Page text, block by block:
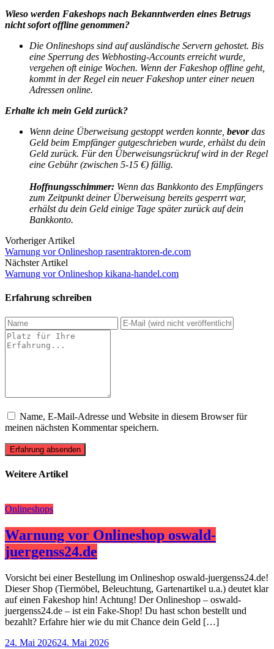
Wieso werden Fakeshops nach Bekanntwerden eines Betrugs
nicht sofort offline genommen?
Die Onlineshops sind auf ausländische Servern gehostet. Bis
eine Sperrung des Webhosting-Accounts erreicht wurde,
vergehen oft einige Wochen. Wenn der Fakeshop offline geht,
kommt in der Regel ein neuer Fakeshop unter einer neuen
Adressen online.
Erhalte ich mein Geld zurück?
Wenn deine Überweisung gestoppt werden konnte, bevordas
Geld beim Empfänger gutgeschrieben wurde, erhälst du dein
Geld zurück. Für den Überweisungsrückruf wird in der Regel
eine Gebühr (zwischen 5-15 €) fällig.
Hoffnungsschimmer: Wenn das Bankkonto des Empfängers
zum Zeitpunkt deiner Überweisung bereits gesperrt war,
erhälst du dein Geld einige Tage später zurück auf dein
Bankkonto.
Vorheriger Artikel
Warnung vor Onlineshop rasentraktoren-de.com
Nächster Artikel
Warnung vor Onlineshop kikana-handel.com
Erfahrung schreiben
Name, E-Mail-Adresse und Website in diesem Browser für
meinen nächsten Kommentar speichern.
Erfahrung absenden
Weitere Artikel
Onlineshops
Warnung vor Onlineshop oswald-
juergenss24.de
Vorsicht bei einer Bestellung im Onlineshop oswald-juergenss24.de!
Dieser Shop (Tiermöbel, Beleuchtung, Gartenartikel u.a.) deutet klar
auf einen Fakeshop hin! Achtung! Der Onlineshop – oswald-
juergenss24.de – ist ein Fake-Shop! Du hast schon bestellt und
bezahlt? Erfahre hier wie du mit Chance dein Geld […]
24. Mai 202624. Mai 2026